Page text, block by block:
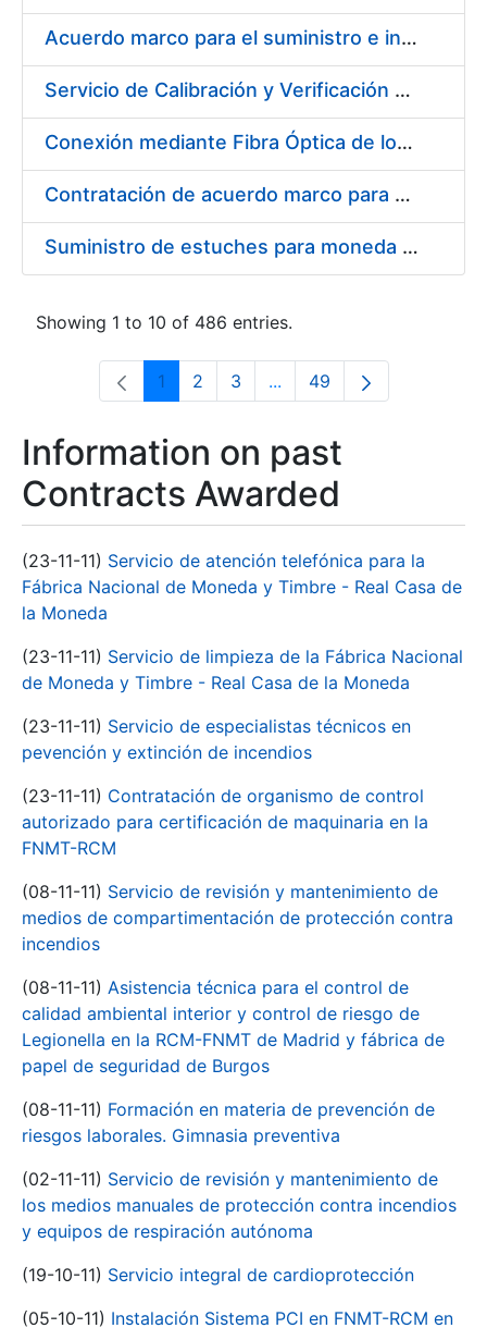
Acuerdo marco para el suministro e instalación de persianas, estores y otros complementos
Servicio de Calibración y Verificación Externa de los Equipos de Medición del Servicio de Prevención de la FNMT-RCM
Conexión mediante Fibra Óptica de los Centros de Proceso de Datos (CPDs) de las sedes de la FNMT-RCM de Burgos y Madrid
Contratación de acuerdo marco para el Suministro de Material de Electricidad para la Fábrica Nacional de Moneda y Timbre-Real Casa de la Moneda en su centro de trabajo de Burgos
Suministro de estuches para moneda de 30 €
Showing 1 to 10 of 486 entries.
Page
1 Page
2 Page
3 ...Intermediate Pages Use
Page
49
Information on past
Contracts Awarded
(23-11-11) Servicio de atención telefónica para la
Fábrica Nacional de Moneda y Timbre - Real Casa de
la Moneda
(23-11-11) Servicio de limpieza de la Fábrica Nacional
de Moneda y Timbre - Real Casa de la Moneda
(23-11-11) Servicio de especialistas técnicos en
pevención y extinción de incendios
(23-11-11) Contratación de organismo de control
autorizado para certificación de maquinaria en la
FNMT-RCM
(08-11-11) Servicio de revisión y mantenimiento de
medios de compartimentación de protección contra
incendios
(08-11-11) Asistencia técnica para el control de
calidad ambiental interior y control de riesgo de
Legionella en la RCM-FNMT de Madrid y fábrica de
papel de seguridad de Burgos
(08-11-11) Formación en materia de prevención de
riesgos laborales. Gimnasia preventiva
(02-11-11) Servicio de revisión y mantenimiento de
los medios manuales de protección contra incendios
y equipos de respiración autónoma
(19-10-11) Servicio integral de cardioprotección
(05-10-11) Instalación Sistema PCI en FNMT-RCM en